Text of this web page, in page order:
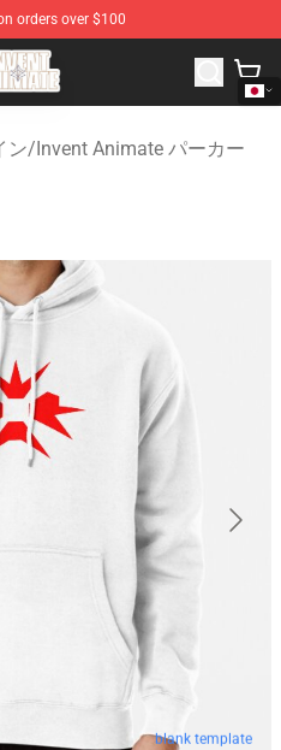
orders over $100
Invent Animate
ン/Invent Animate パーカー
blank template